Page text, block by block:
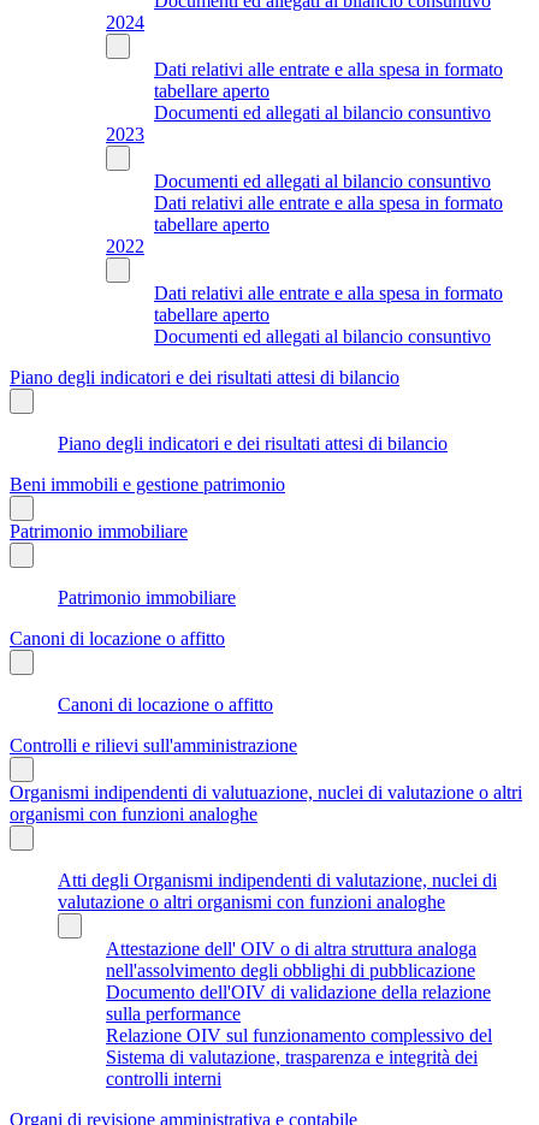
2024
Dati relativi alle entrate e alla spesa in formato
tabellare aperto
Documenti ed allegati al bilancio consuntivo
2023
Documenti ed allegati al bilancio consuntivo
Dati relativi alle entrate e alla spesa in formato
tabellare aperto
2022
Dati relativi alle entrate e alla spesa in formato
tabellare aperto
Documenti ed allegati al bilancio consuntivo
Piano degli indicatori e dei risultati attesi di bilancio
Piano degli indicatori e dei risultati attesi di bilancio
Beni immobili e gestione patrimonio
Patrimonio immobiliare
Patrimonio immobiliare
Canoni di locazione o affitto
Canoni di locazione o affitto
Controlli e rilievi sull'amministrazione
Organismi indipendenti di valutuazione, nuclei di valutazione o altri
organismi con funzioni analoghe
Atti degli Organismi indipendenti di valutazione, nuclei di
valutazione o altri organismi con funzioni analoghe
Attestazione dell' OIV o di altra struttura analoga
nell'assolvimento degli obblighi di pubblicazione
Documento dell'OIV di validazione della relazione
sulla performance
Relazione OIV sul funzionamento complessivo del
Sistema di valutazione, trasparenza e integrità dei
controlli interni
Organi di revisione amministrativa e contabile